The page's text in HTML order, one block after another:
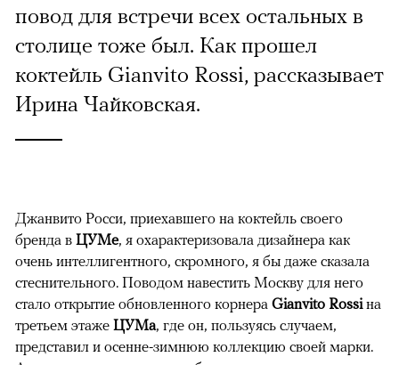
повод для встречи всех остальных в
столице тоже был. Как прошел
коктейль Gianvito Rossi, рассказывает
Ирина Чайковская.
Джанвито Росси, приехавшего на коктейль своего
бренда в ЦУМе, я охарактеризовала дизайнера как
очень интеллигентного, скромного, я бы даже сказала
стеснительного. Поводом навестить Москву для него
стало открытие обновленного корнера Gianvito Rossiна
третьем этаже ЦУМа, где он, пользуясь случаем,
представил и осенне-зимнюю коллекцию своей марки.